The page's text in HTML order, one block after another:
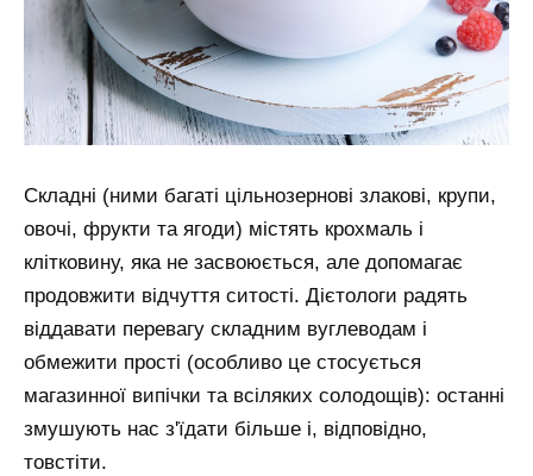
Складні (ними багаті цільнозернові злакові, крупи,
овочі, фрукти та ягоди) містять крохмаль і
клітковину, яка не засвоюється, але допомагає
продовжити відчуття ситості. Дієтологи радять
віддавати перевагу складним вуглеводам і
обмежити прості (особливо це стосується
магазинної випічки та всіляких солодощів): останні
змушують нас з'їдати більше і, відповідно,
товстіти.